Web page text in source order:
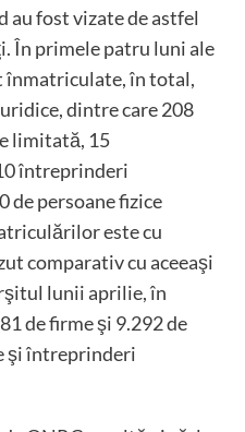
au fost vizate de astfel
În primele patru luni ale
înmatriculate, în total,
dintre care 208
limitată, 15
întreprinderi
de persoane fizice
este cu
comparativ cu aceeaşi
lunii aprilie, în
de firme şi 9.292 de
şi întreprinderi